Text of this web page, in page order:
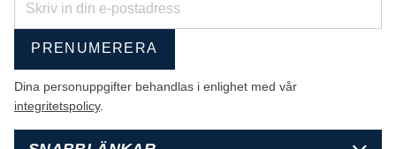
PRENUMERERA
Dina personuppgifter behandlas i enlighet med vår
integritetspolicy.